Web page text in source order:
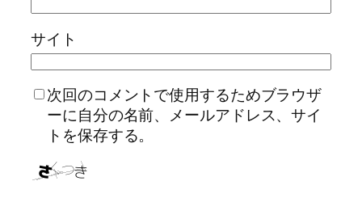
サイト
次回のコメントで使用するためブラウザ
ーに自分の名前、メールアドレス、サイ
トを保存する。